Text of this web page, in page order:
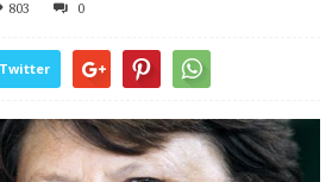
803 0
Twitter